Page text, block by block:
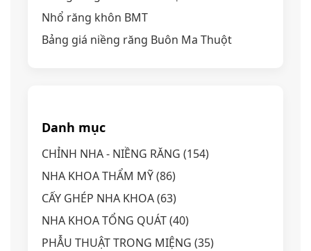
Nhổ răng khôn BMT
Bảng giá niềng răng Buôn Ma Thuột
Danh mục
CHỈNH NHA - NIỀNG RĂNG (154)
NHA KHOA THẨM MỸ(86)
CẤY GHÉP NHA KHOA(63)
NHA KHOA TỔNG QUÁT(40)
PHẪU THUẬT TRONG MIỆNG (35)